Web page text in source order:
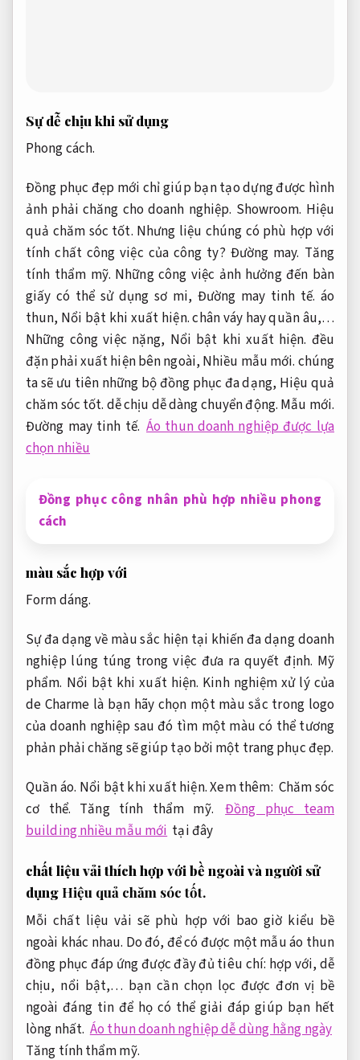
Sự dễ chịu khi sử dụng
Phong cách.
Đồng phục đẹp mới chỉ giúp bạn tạo dựng được hình
ảnh phải chăng cho doanh nghiệp. Showroom. Hiệu
quả chăm sóc tốt. Nhưng liệu chúng có phù hợp với
tính chất công việc của công ty? Đường may. Tăng
tính thẩm mỹ. Những công việc ảnh hưởng đến bàn
giấy có thể sử dụng sơ mi, Đường may tinh tế. áo
thun, Nổi bật khi xuất hiện.chân váy hay quần âu,…
Những công việc nặng, Nổi bật khi xuất hiện. đều
đặn phải xuất hiện bên ngoài, Nhiều mẫu mới. chúng
ta sẽ ưu tiên những bộ đồng phục đa dạng, Hiệu quả
chăm sóc tốt. dễ chịu dễ dàng chuyển động. Mẫu mới.
Đường may tinh tế. Áo thun doanh nghiệp được lựa
chọn nhiều
Đồng phục công nhân phù hợp nhiều phong
cách
màu sắc hợp với
Form dáng.
Sự đa dạng về màu sắc hiện tại khiến đa dạng doanh
nghiệp lúng túng trong việc đưa ra quyết định. Mỹ
phẩm. Nổi bật khi xuất hiện. Kinh nghiệm xử lý của
de Charme là bạn hãy chọn một màu sắc trong logo
của doanh nghiệp sau đó tìm một màu có thể tương
phản phải chăng sẽ giúp tạo bởi một trang phục đẹp.
Quần áo. Nổi bật khi xuất hiện.Xem thêm: Chăm sóc
cơ thể. Tăng tính thẩm mỹ.
Đồng phục team
building nhiều mẫu mới tại đây
chất liệu vải thích hợp với bề ngoài và người sử
dụngHiệu quả chăm sóc tốt.
Mỗi chất liệu vải sẽ phù hợp với bao giờ kiểu bề
ngoài khác nhau. Do đó, để có được một mẫu áo thun
đồng phục đáp ứng được đầy đủ tiêu chí: hợp với, dễ
chịu, nổi bật,… bạn cần chọn lọc được đơn vị bề
ngoài đáng tin để họ có thể giải đáp giúp bạn hết
lòng nhất. Áo thun doanh nghiệp dễ dùng hằng ngày
Tăng tính thẩm mỹ.